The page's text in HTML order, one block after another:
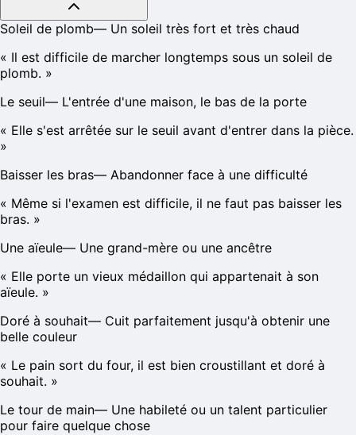
Soleil de plomb— Un soleil très fort et très chaud
« Il est difficile de marcher longtemps sous un soleil de
plomb. »
Le seuil— L'entrée d'une maison, le bas de la porte
« Elle s'est arrêtée sur le seuil avant d'entrer dans la pièce.
»
Baisser les bras— Abandonner face à une difficulté
« Même si l'examen est difficile, il ne faut pas baisser les
bras. »
Une aïeule— Une grand-mère ou une ancêtre
« Elle porte un vieux médaillon qui appartenait à son
aïeule. »
Doré à souhait— Cuit parfaitement jusqu'à obtenir une
belle couleur
« Le pain sort du four, il est bien croustillant et doré à
souhait. »
Le tour de main— Une habileté ou un talent particulier
pour faire quelque chose